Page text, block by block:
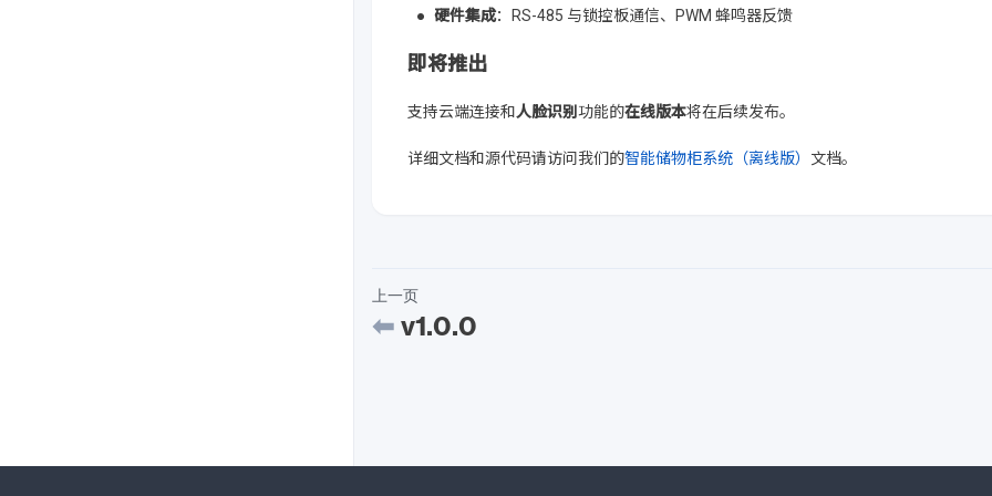
硬件集成：RS-485 与锁控板通信、PWM 蜂鸣器反馈
即将推出
支持云端连接和人脸识别功能的在线版本将在后续发布。
详细文档和源代码请访问我们的智能储物柜系统（离线版） 文档。
上一页
v1.0.0